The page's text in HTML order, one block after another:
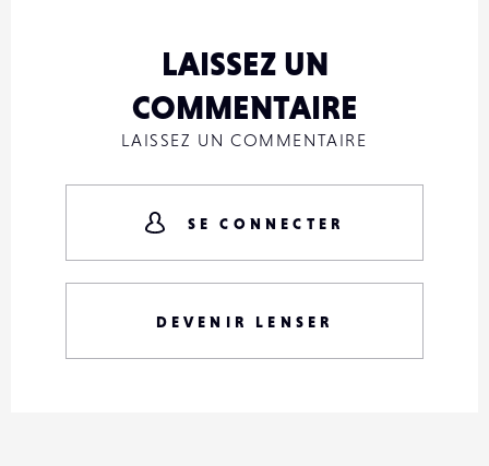
LAISSEZ UN
COMMENTAIRE
LAISSEZ UN COMMENTAIRE
SE CONNECTER
DEVENIR LENSER